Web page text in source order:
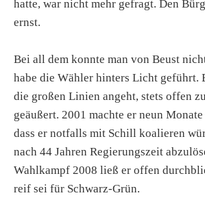
hatte, war nicht mehr gefragt. Den
ernst.
Bei all dem konnte man von Beust
habe die Wähler hinters Licht geführt.
die großen Linien angeht, stets offen
geäußert. 2001 machte er neun
dass er notfalls mit Schill koalieren
nach 44 Jahren Regierungszeit
Wahlkampf 2008 ließ er offen
reif sei für Schwarz-Grün.